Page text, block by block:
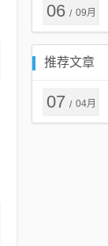
06 / 09月
推荐文章
07 / 04月